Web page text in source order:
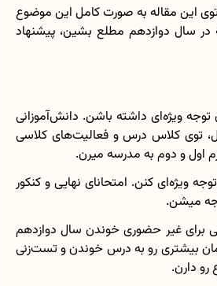
این مقاله به صورت کامل این موضوع
در سال دوازدهم مطلع بشین، پیشنهاد
ویژه‌ای داشته باشن. دانش‌آموزانی
توی کلاس درس و فعالیت‌های کلاسی
اول و دوم به مدرسه میرن.
ویژه‌ای کنن. امتحانای نهایی و کنکور
میشن.
برای غیر حضوری خوندن سال دوازدهم
بیشتری رو به درس خوندن و تست‌زنی
دارن.